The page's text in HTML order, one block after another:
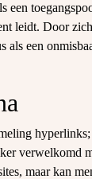
leidt. Door
een
verwelkomd
maar kan